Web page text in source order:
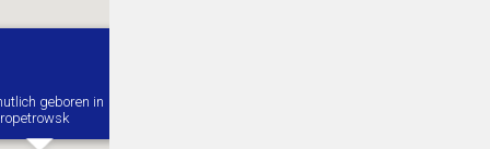
geboren in